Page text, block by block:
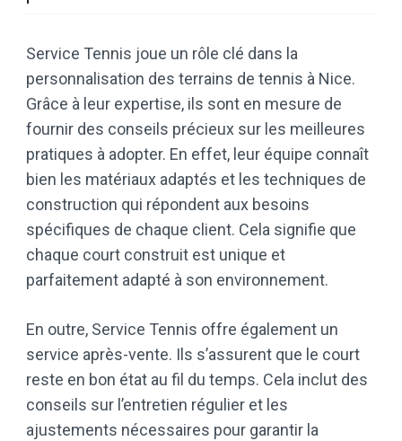
Service Tennis joue un rôle clé dans la
personnalisation des terrains de tennis à Nice.
Grâce à leur expertise, ils sont en mesure de
fournir des conseils précieux sur les meilleures
pratiques à adopter. En effet, leur équipe connaît
bien les matériaux adaptés et les techniques de
construction qui répondent aux besoins
spécifiques de chaque client. Cela signifie que
chaque court construit est unique et
parfaitement adapté à son environnement.
En outre, Service Tennis offre également un
service après-vente. Ils s’assurent que le court
reste en bon état au fil du temps. Cela inclut des
conseils sur l’entretien régulier et les
ajustements nécessaires pour garantir la